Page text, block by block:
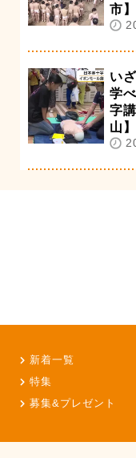
市】
い
学
字
山】
新着一覧
特集
募集&プレゼント